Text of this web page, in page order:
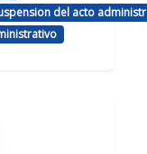
del acto